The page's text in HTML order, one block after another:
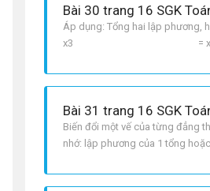
Bài 30 trang 16 SGK
Áp dụng: Tổng hai lập phương,
x3 = x3 +
Bài 31 trang 16 SGK
Biến đổi một vế của từng đẳng
nhớ: lập phương của 1 tổng